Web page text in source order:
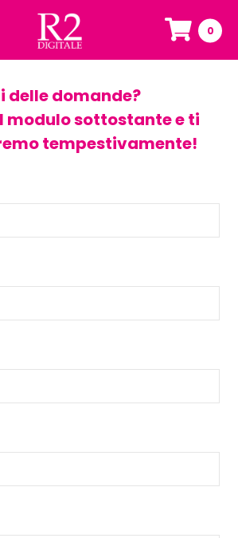
0
delle domande?
modulo sottostante e ti
tempestivamente!